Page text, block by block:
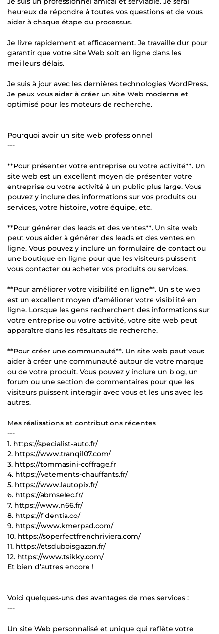
heureux de répondre à toutes vos questions et de vous
aider à chaque étape du processus.
Je livre rapidement et efficacement. Je travaille dur pour
garantir que votre site Web soit en ligne dans les
meilleurs délais.
Je suis à jour avec les dernières technologies WordPress.
Je peux vous aider à créer un site Web moderne et
optimisé pour les moteurs de recherche.
Pourquoi avoir un site web professionnel
---
**Pour présenter votre entreprise ou votre activité**. Un
site web est un excellent moyen de présenter votre
entreprise ou votre activité à un public plus large. Vous
pouvez y inclure des informations sur vos produits ou
services, votre histoire, votre équipe, etc.
**Pour générer des leads et des ventes**. Un site web
peut vous aider à générer des leads et des ventes en
ligne. Vous pouvez y inclure un formulaire de contact ou
une boutique en ligne pour que les visiteurs puissent
vous contacter ou acheter vos produits ou services.
**Pour améliorer votre visibilité en ligne**. Un site web
est un excellent moyen d'améliorer votre visibilité en
ligne. Lorsque les gens recherchent des informations sur
votre entreprise ou votre activité, votre site web peut
apparaître dans les résultats de recherche.
**Pour créer une communauté**. Un site web peut vous
aider à créer une communauté autour de votre marque
ou de votre produit. Vous pouvez y inclure un blog, un
forum ou une section de commentaires pour que les
visiteurs puissent interagir avec vous et les uns avec les
autres.
Mes réalisations et contributions récentes
---
1. https://specialist-auto.fr/
2. https://www.tranqil07.com/
3. https://tommasini-coffrage.fr
4. https://vetements-chauffants.fr/
5. https://www.lautopix.fr/
6. https://abmselec.fr/
7. https://www.n66.fr/
8. https://fidentia.co/
9. https://www.kmerpad.com/
10. https://soperfectfrenchriviera.com/
11. https://etsduboisgazon.fr/
12. https://www.tsikky.com/
Et bien d’autres encore !
Voici quelques-uns des avantages de mes services :
---
Un site Web personnalisé et unique qui reflète votre